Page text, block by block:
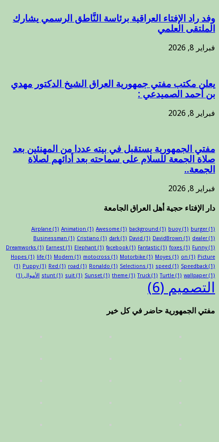
وفد راد الإفتاء العراقية برئاسة النَّاطق الرسمي يشارك
الملتقى العلمي
فبراير 8, 2026
يعلن مكتب مفتي جمهورية العراق الشيخ الدكتور مهدي
بن أحمد الصميدعي :
فبراير 8, 2026
مفتي الجمهورية يستقبل في بيته عددا من المهنئين بعد
صلاة الجمعة للسلام على سماحته بعد أدائهم لصلاة
الجمعة..
فبراير 8, 2026
دار الإفتاء حجية أهل العراق الجامعة
Airplane (1) Animation (1) Awesome (1) background (1) buoy (1) burger (1)
Businessman (1) Cristiano (1) dark (1) David (1) DavidBrown (1) dealer (1)
Dreamworks (1) Earnest (1) Elephant (1) facebook (1) Fantastic (1) foxes (1) Funny (1)
Hopes (1) life (1) Modern (1) motocross (1) Motorbike (1) Moyes (1) on (1) Picture
(1) Puppy (1) Red (1) road (1) Ronaldo (1) Selections (1) speed (1) Speedback (1)
stunt (1) suit (1) Sunset (1) theme (1) Truck (1) Turtle (1) wallpaper (1) الأموال (1)
التصميم (6)
مفتي الجمهورية حاضر في كل خير